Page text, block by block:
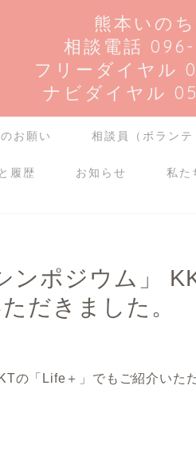
熊本いの
相談電話
フリーダイヤル
ナビダイヤル
お願い 相談員（ボランテ
履歴 お知らせ 私た
ンポジウム」
だきました。
の「Life＋」でもご紹介いた